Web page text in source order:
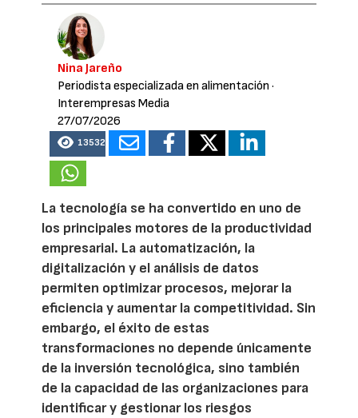
Nina Jareño
Periodista especializada en alimentación ·
Interempresas Media
27/07/2026
13532
La tecnología se ha convertido en uno de
los principales motores de la productividad
empresarial. La automatización, la
digitalización y el análisis de datos
permiten optimizar procesos, mejorar la
eficiencia y aumentar la competitividad. Sin
embargo, el éxito de estas
transformaciones no depende únicamente
de la inversión tecnológica, sino también
de la capacidad de las organizaciones para
identificar y gestionar los riesgos